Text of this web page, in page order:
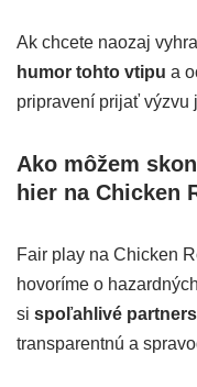
Ak chcete naozaj
humor tohto vtipu a
pripravení prijať výzvu
Ako môžem
hier na Chicken
Fair play na Chicken
hovoríme o
si spoľahlivé
transparentnú a